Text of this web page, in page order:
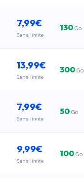
7,99€
Sans limite
130Go
13,99€
Sans limite
300Go
7,99€
Sans limite
50Go
9,99€
Sans limite
100Go